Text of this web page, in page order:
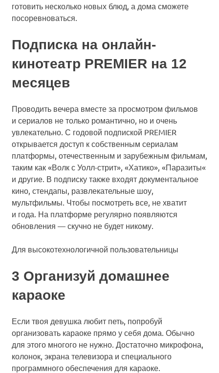
готовить несколько новых блюд, а дома сможете
посоревноваться.
Подписка на онлайн-
кинотеатр PREMIER на 12
месяцев
Проводить вечера вместе за просмотром фильмов
и сериалов не только романтично, но и очень
увлекательно. С годовой подпиской PREMIER
открывается доступ к собственным сериалам
платформы, отечественным и зарубежным фильмам,
таким как «Волк с Уолл-стрит», «Хатико», «Паразиты«
и другие. В подписку также входят документальное
кино, стендапы, развлекательные шоу,
мультфильмы. Чтобы посмотреть все, не хватит
и года. На платформе регулярно появляются
обновления — скучно не будет никому.
Для высокотехнологичной пользовательницы
3 Организуй домашнее
караоке
Если твоя девушка любит петь, попробуй
организовать караоке прямо у себя дома. Обычно
для этого многого не нужно. Достаточно микрофона,
колонок, экрана телевизора и специального
программного обеспечения для караоке.